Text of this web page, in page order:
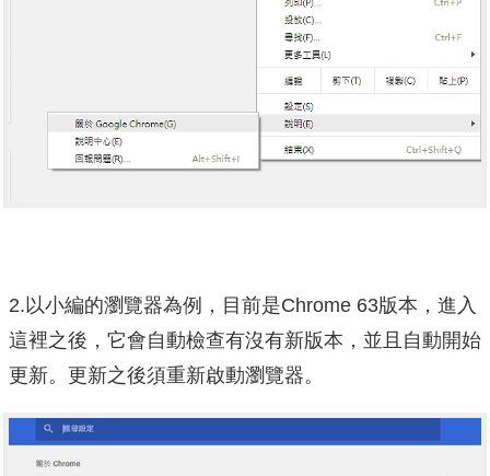
2.以小編的瀏覽器為例，目前是Chrome 63版本，進入
這裡之後，它會自動檢查有沒有新版本，並且自動開始
更新。更新之後須重新啟動瀏覽器。